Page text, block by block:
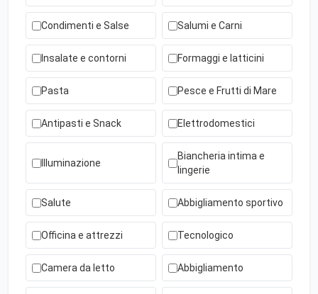
Condimenti e Salse Salumi e Carni
Insalate e contorni Formaggi e latticini
Pasta Pesce e Frutti di Mare
Antipasti e Snack Elettrodomestici
Illuminazione
Biancheria intima e
lingerie
Salute Abbigliamento sportivo
Officina e attrezzi Tecnologico
Camera da letto Abbigliamento